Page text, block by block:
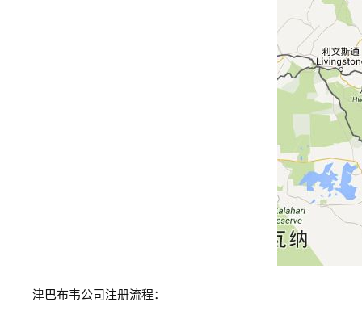
津巴布韦公司注册流程：